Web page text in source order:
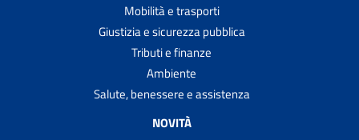
Mobilità e trasporti
Giustizia e sicurezza pubblica
Tributi e finanze
Ambiente
Salute, benessere e assistenza
NOVITÀ